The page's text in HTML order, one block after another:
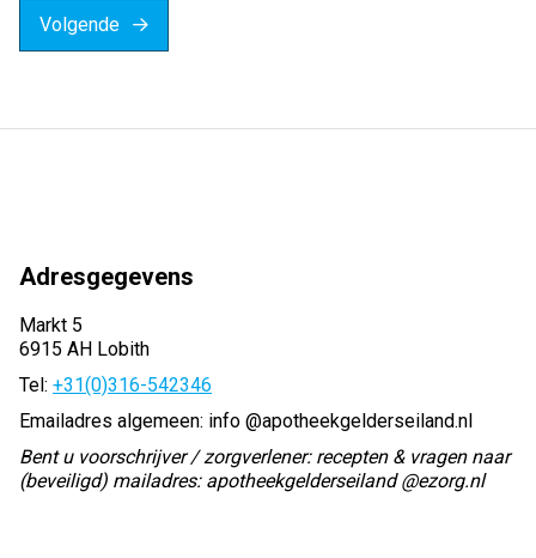
Volgende
Adresgegevens
Markt 5
6915 AH Lobith
Tel: +31(0)316-542346
Emailadres algemeen: info @apotheekgelderseiland.nl
Bent u voorschrijver / zorgverlener: recepten & vragen naar
(beveiligd) mailadres: apotheekgelderseiland @ezorg.nl